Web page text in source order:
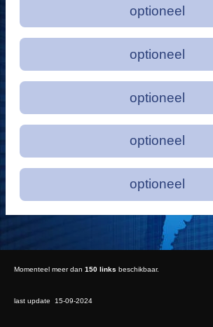
optioneel
optioneel
optioneel
optioneel
optioneel
Momenteel meer dan 150 links beschikbaar.
last update 15-09-2024